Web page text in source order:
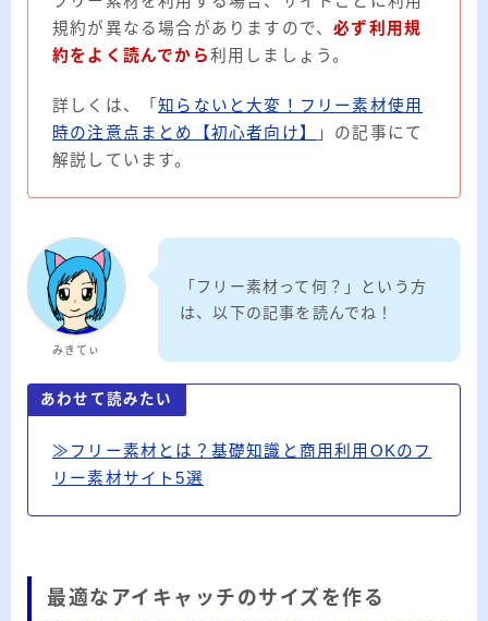
規約が異なる場合がありますので、必ず利用規
約をよく読んでから利用しましょう。
詳しくは、「知らないと大変！フリー素材使用
時の注意点まとめ【初心者向け】
」の記事にて
解説しています。
みきてぃ
「フリー素材って何？」という方
は、以下の記事を読んでね！
あわせて読みたい
≫フリー素材とは？基礎知識と商用利用OKのフ
リー素材サイト5選
最適なアイキャッチのサイズを作る